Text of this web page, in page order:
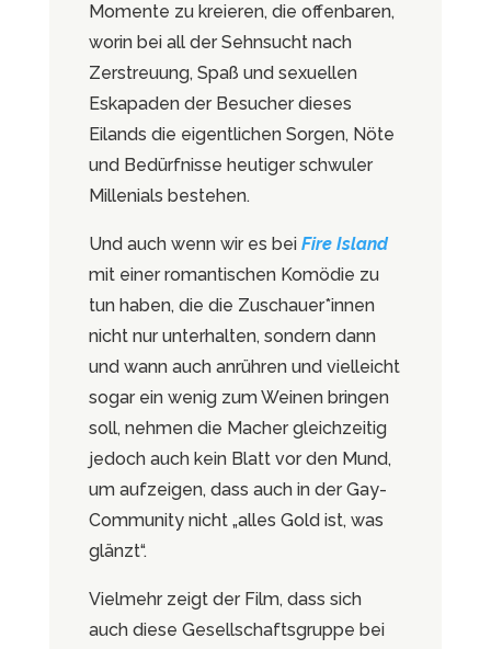
Momente zu kreieren, die offenbaren,
worin bei all der Sehnsucht nach
Zerstreuung, Spaß und sexuellen
Eskapaden der Besucher dieses
Eilands die eigentlichen Sorgen, Nöte
und Bedürfnisse heutiger schwuler
Millenials bestehen.
Und auch wenn wir es bei Fire Island
mit einer romantischen Komödie zu
tun haben, die die Zuschauer*innen
nicht nur unterhalten, sondern dann
und wann auch anrühren und vielleicht
sogar ein wenig zum Weinen bringen
soll, nehmen die Macher gleichzeitig
jedoch auch kein Blatt vor den Mund,
um aufzeigen, dass auch in der Gay-
Community nicht „alles Gold ist, was
glänzt“.
Vielmehr zeigt der Film, dass sich
auch diese Gesellschaftsgruppe bei